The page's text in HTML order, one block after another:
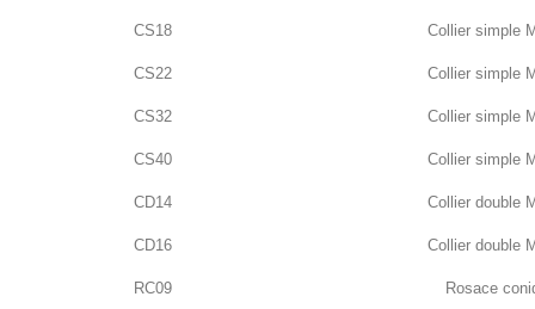
CS18 Collier simple
CS22 Collier simple
CS32 Collier simple
CS40 Collier simple
CD14 Collier double
CD16 Collier double
RC09 Rosace